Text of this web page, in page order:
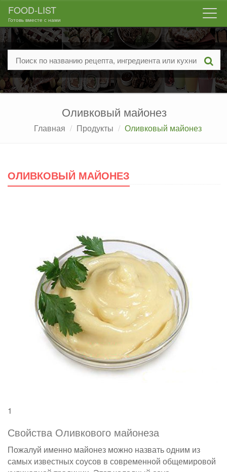
FOOD-LIST
Готовь вместе с нами
Оливковый майонез
Главная Продукты Оливковый майонез
ОЛИВКОВЫЙ МАЙОНЕЗ
1
Свойства Оливкового майонеза
Пожалуй именно майонез можно назвать одним из
самых известных соусов в современной общемировой